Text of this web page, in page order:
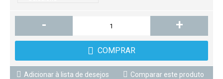
- +
COMPRAR
Adicionar à lista de desejos Comparar este produto